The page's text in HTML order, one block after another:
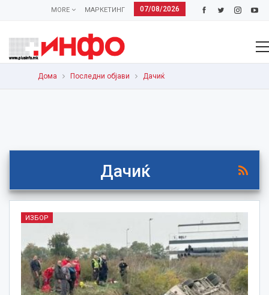
07/08/2026
МАРКЕТИНГ
MORE
Дома Последни објави Дачиќ
Дачиќ
ИЗБОР